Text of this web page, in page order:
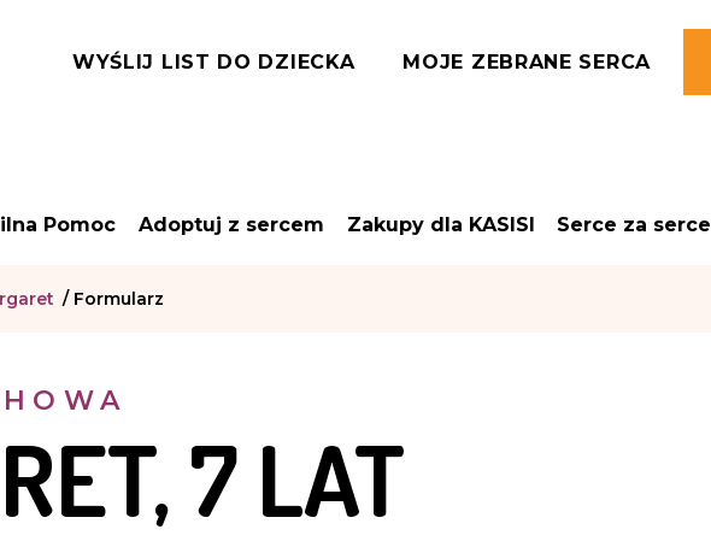
WYŚLIJ LIST DO DZIECKA MOJE ZEBRANE SERCA
Pomoc Adoptuj z sercem Zakupy dla KASISI Serce za serce
/ Formularz
7 LAT